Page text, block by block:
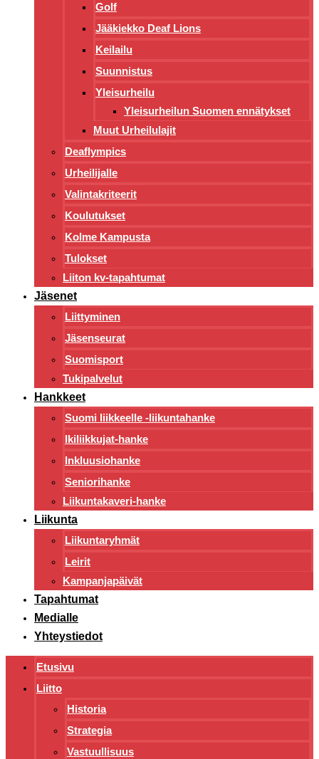
Golf
Jääkiekko Deaf Lions
Keilailu
Suunnistus
Yleisurheilu
Yleisurheilun Suomen ennätykset
Muut Urheilulajit
Deaflympics
Urheilijalle
Valintakriteerit
Koulutukset
Kolme Kampusta
Tulokset
Liiton kv-tapahtumat
Jäsenet
Liittyminen
Jäsenseurat
Suomisport
Tukipalvelut
Hankkeet
Suomi liikkeelle -liikuntahanke
Ikiliikkujat-hanke
Inkluusiohanke
Seniorihanke
Liikuntakaveri-hanke
Liikunta
Liikuntaryhmät
Leirit
Kampanjapäivät
Tapahtumat
Medialle
Yhteystiedot
Etusivu
Liitto
Historia
Strategia
Vastuullisuus